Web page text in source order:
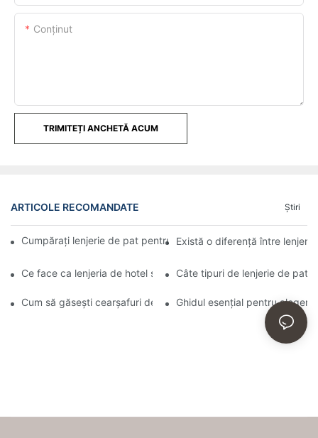
Conţinut
TRIMITEȚI ANCHETĂ ACUM
ARTICOLE RECOMANDATE Ştiri
Cumpărați lenjerie de pat pentru hoteluri și moteluri en-gros
Există o diferență între
Ce face ca lenjeria de hotel să fie atât de confortabilă
Câte tipuri de lenjerie de pat
Cum să găsești cearșafuri de bună calitate, precum cele
Ghidul esențial pentru